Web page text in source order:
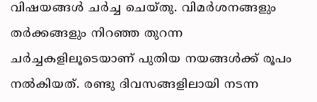
വിഷയങ്ങൾ ചർച്ച ചെയ്തു. വിമർശനങ്ങളും
തർക്കങ്ങളും നിറഞ്ഞ തുറന്ന
ചർച്ചകളിലൂടെയാണ് പുതിയ നയങ്ങൾക്ക് രൂപം
നൽകിയത്. രണ്ടു ദിവസങ്ങളിലായി നടന്ന